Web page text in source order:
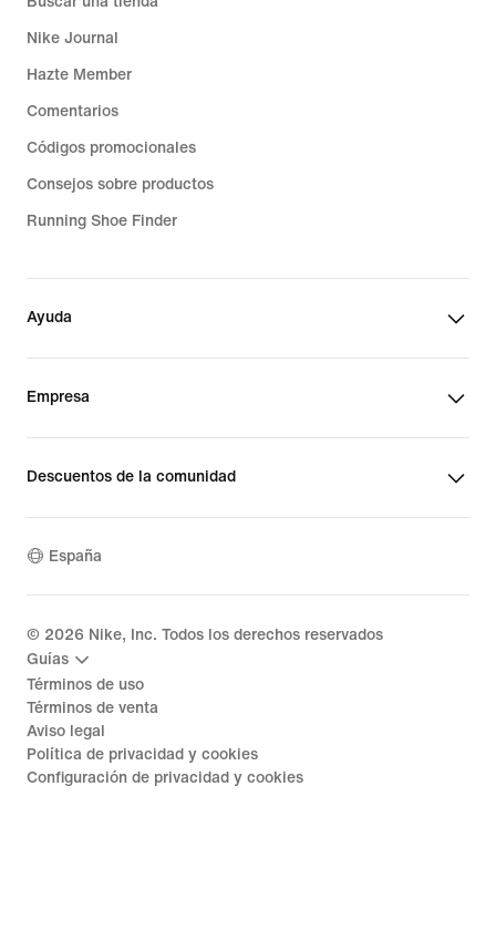
Nike Journal
Hazte Member
Comentarios
Códigos promocionales
Consejos sobre productos
Running Shoe Finder
Ayuda
Empresa
Descuentos de la comunidad
España
© 2026 Nike, Inc. Todos los derechos reservados
Guías
Términos de uso
Términos de venta
Aviso legal
Política de privacidad y cookies
Configuración de privacidad y cookies